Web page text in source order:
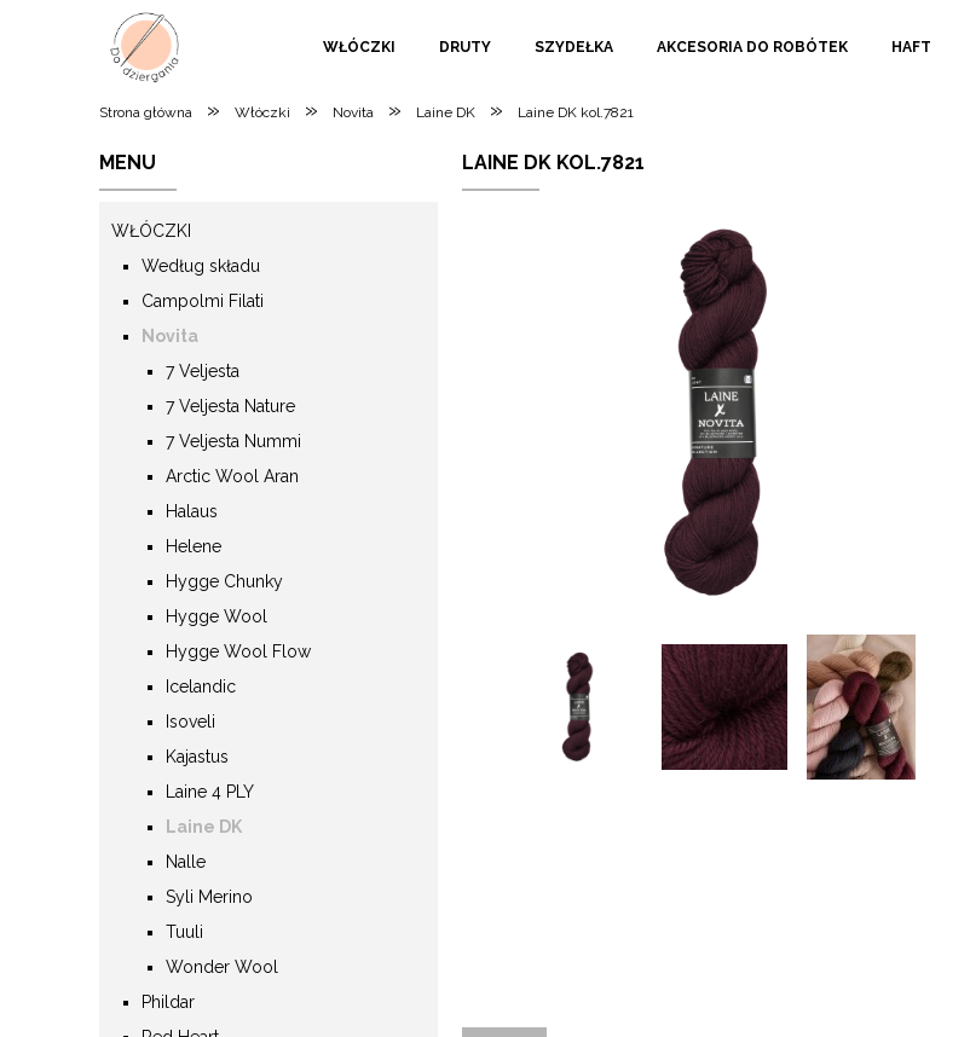
WŁÓCZKI DRUTY SZYDEŁKA AKCESORIA DO ROBÓTEK HAFT
Strona główna » Włóczki » Novita » Laine DK » Laine DK kol.7821
MENU
WŁÓCZKI
Według składu
Campolmi Filati
Novita
7 Veljesta
7 Veljesta Nature
7 Veljesta Nummi
Arctic Wool Aran
Halaus
Helene
Hygge Chunky
Hygge Wool
Hygge Wool Flow
Icelandic
Isoveli
Kajastus
Laine 4 PLY
Laine DK
Nalle
Syli Merino
Tuuli
Wonder Wool
Phildar
LAINE DK KOL.7821